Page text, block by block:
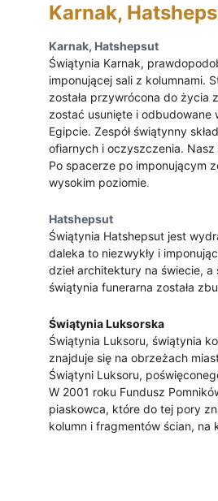
Karnak,
Karnak, Hatshepsut
Świątynia Karnak,
imponującej sali z kolumnami.
została przywrócona do życia
zostać usunięte i odbudowane
Egipcie. Zespół świątynny
ofiarnych i oczyszczenia.
Po spacerze po imponującym
wysokim poziomie.
Hatshepsut
Świątynia Hatshepsut jest
daleka to niezwykły i
dzieł architektury na świecie,
świątynia funerarna została
Świątynia Luksorska
Świątynia Luksoru, świątynia
znajduje się na obrzeżach
Świątyni Luksoru,
W 2001 roku Fundusz
piaskowca, które do tej pory
kolumn i fragmentów ścian,